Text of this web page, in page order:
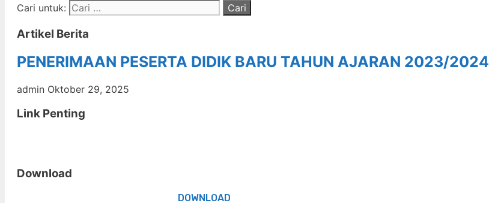
Cari untuk:
Artikel Berita
PENERIMAAN PESERTA DIDIK BARU TAHUN AJARAN 2023/2024
admin Oktober 29, 2025
Link Penting
Download
DOWNLOAD